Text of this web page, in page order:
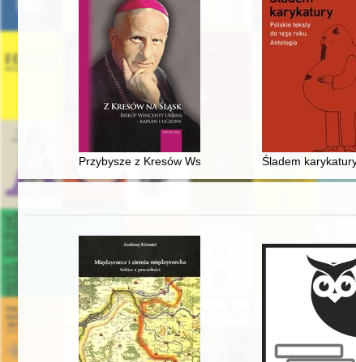
Przybysze z Kresów Wschodnich i ich potomkowie a
Śladem